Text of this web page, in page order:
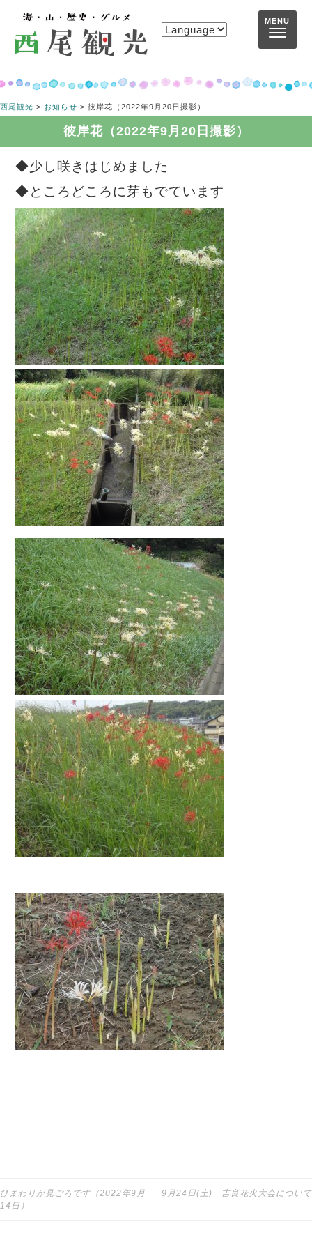
コンテンツへスキップ
西尾観光 > お知らせ > 彼岸花（2022年9月20日撮影）
彼岸花（2022年9月20日撮影）
◆少し咲きはじめました
◆ところどころに芽もでています
投稿ナビゲーション
ひまわりが見ごろです（2022年9月
14日）
9月24日(土) 吉良花火大会について
MENU